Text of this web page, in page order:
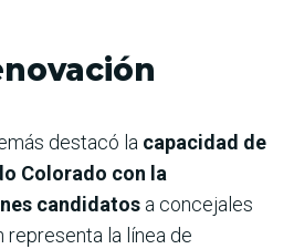
destacó la capacidad de
Colorado con la
candidatos a concejales
representa la línea de